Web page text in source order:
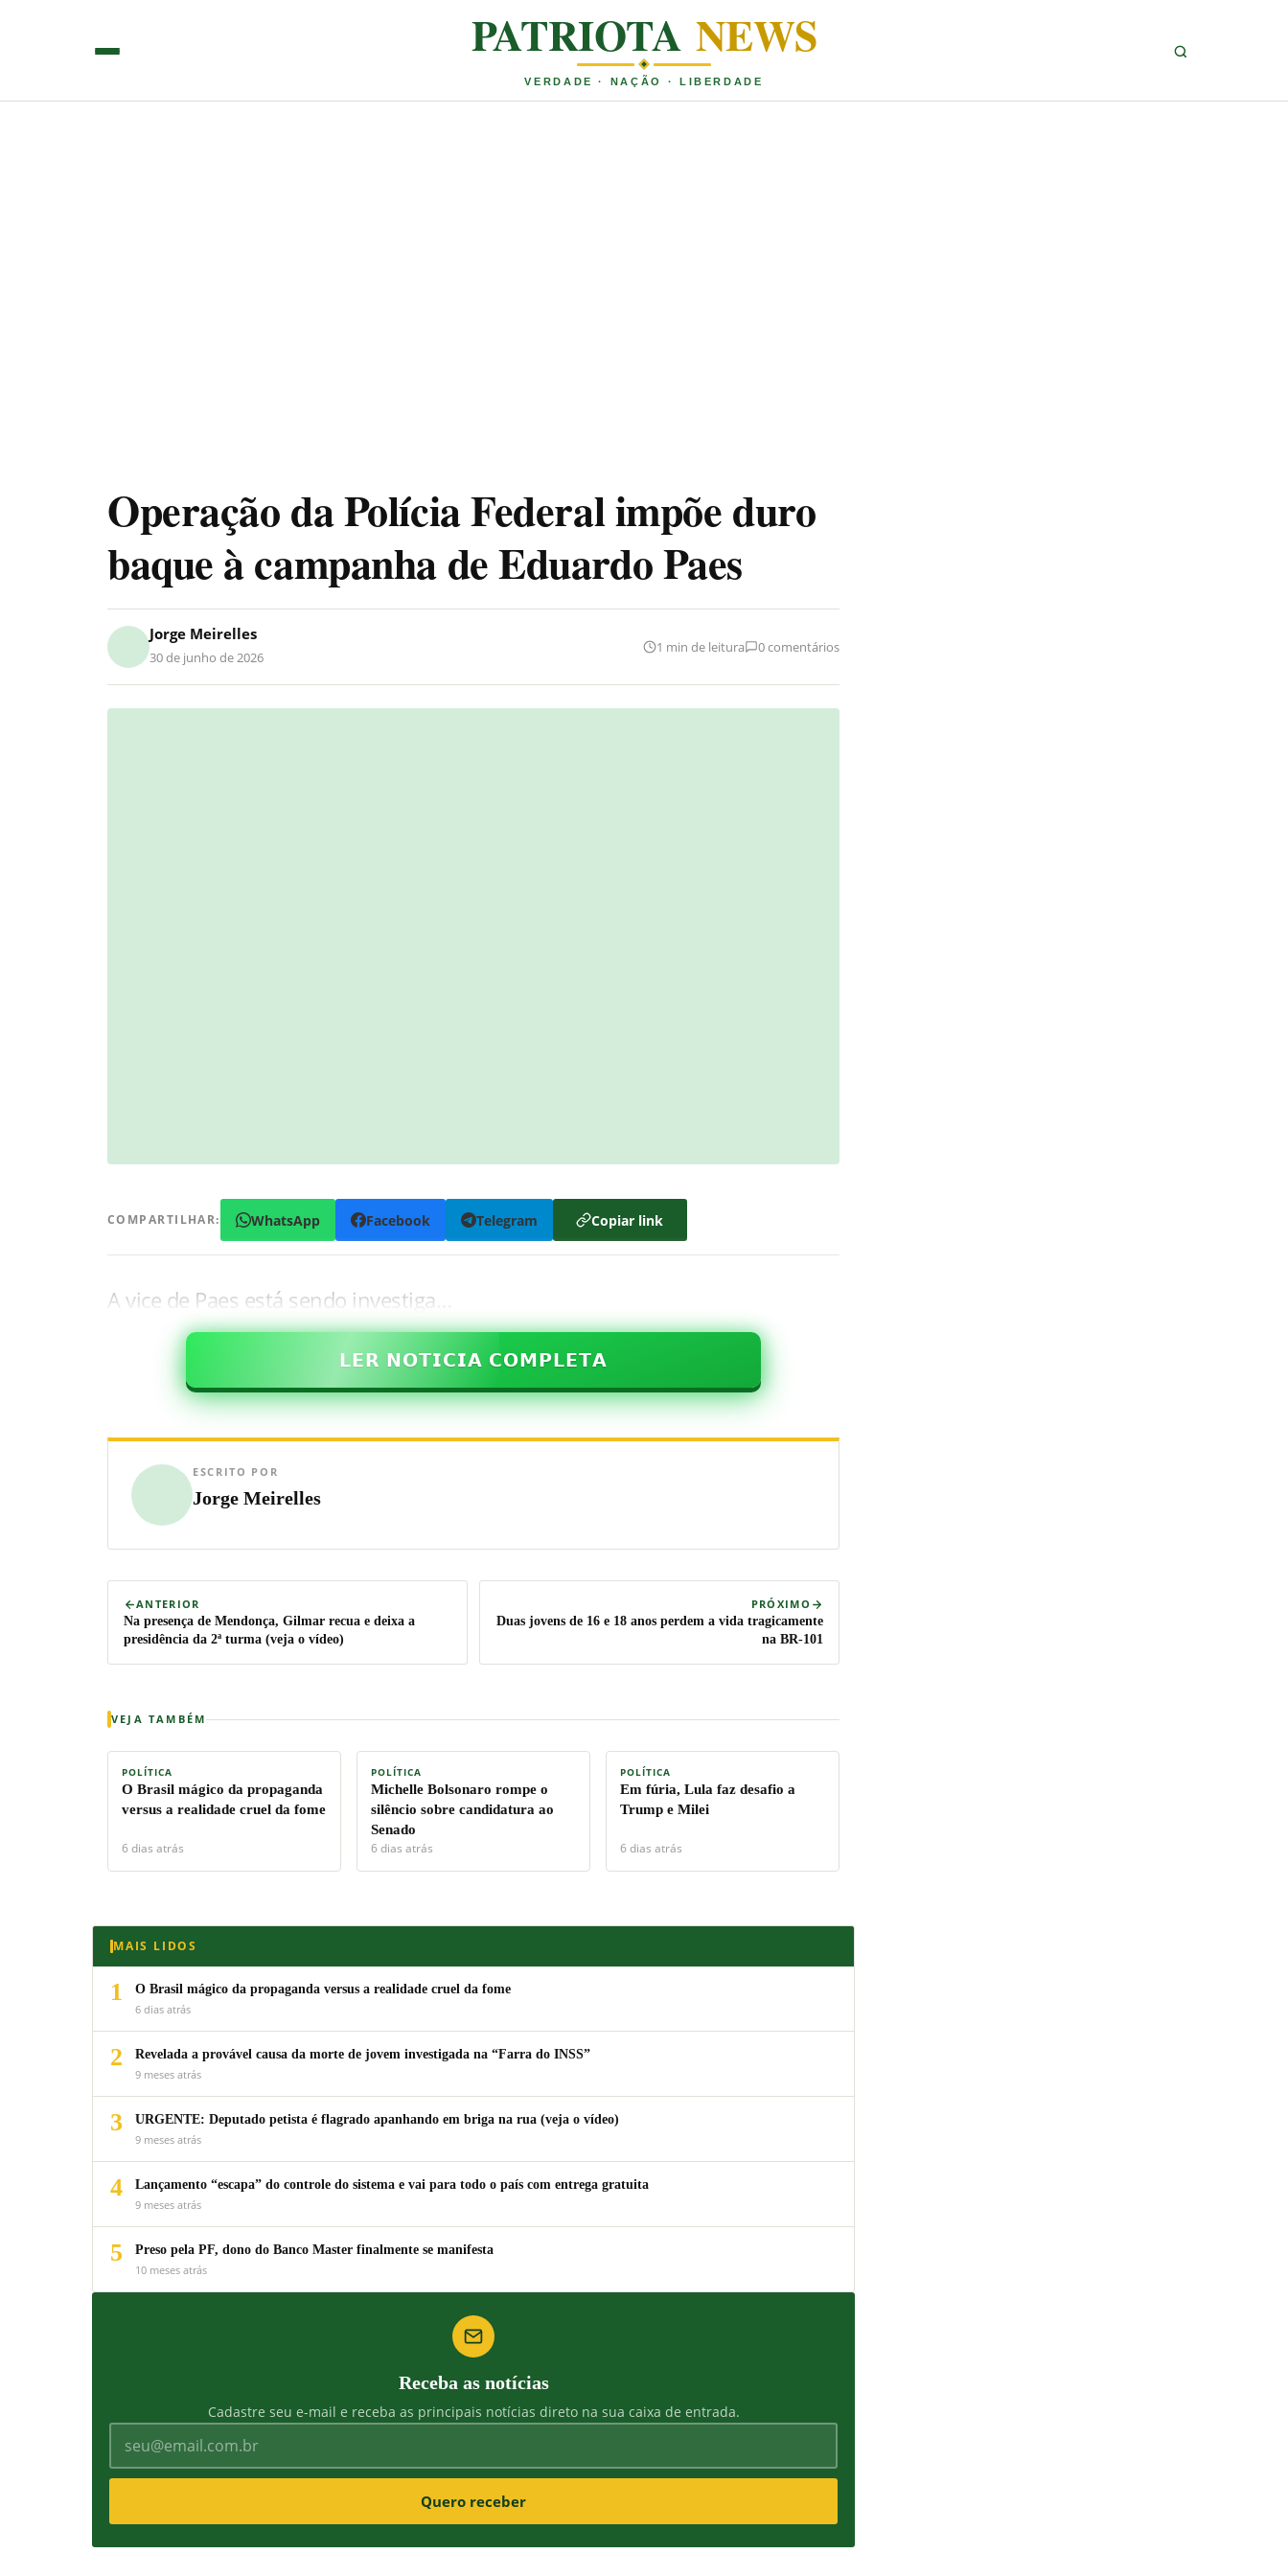
PATRIOTA NEWS
VERDADE · NAÇÃO · LIBERDADE
Operação da Polícia Federal impõe duro
baque à campanha de Eduardo Paes
Jorge Meirelles
30 de junho de 2026
1 min de leitura 0 comentários
COMPARTILHAR: WhatsApp Facebook Telegram Copiar link
A vice de Paes está sendo investiga…
𝗟𝗘𝗥 𝗡𝗢𝗧𝗜𝗖𝗜𝗔 𝗖𝗢𝗠𝗣𝗟𝗘𝗧𝗔
ESCRITO POR
Jorge Meirelles
ANTERIOR
Na presença de Mendonça, Gilmar recua e deixa a
presidência da 2ª turma (veja o vídeo)
PRÓXIMO
Duas jovens de 16 e 18 anos perdem a vida tragicamente
na BR-101
VEJA TAMBÉM
POLÍTICA
O Brasil mágico da propaganda
versus a realidade cruel da fome
6 dias atrás
POLÍTICA
Michelle Bolsonaro rompe o
silêncio sobre candidatura ao
Senado
6 dias atrás
POLÍTICA
Em fúria, Lula faz desafio a
Trump e Milei
6 dias atrás
MAIS LIDOS
1
O Brasil mágico da propaganda versus a realidade cruel da fome
6 dias atrás
2
Revelada a provável causa da morte de jovem investigada na “Farra do INSS”
9 meses atrás
3
URGENTE: Deputado petista é flagrado apanhando em briga na rua (veja o vídeo)
9 meses atrás
4
Lançamento “escapa” do controle do sistema e vai para todo o país com entrega gratuita
9 meses atrás
5
Preso pela PF, dono do Banco Master finalmente se manifesta
10 meses atrás
Receba as notícias
Cadastre seu e-mail e receba as principais notícias direto na sua caixa de entrada.
Quero receber